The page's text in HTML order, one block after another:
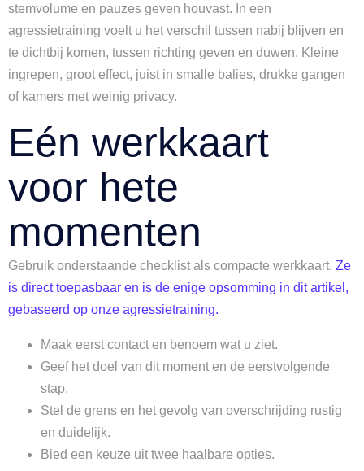
stemvolume en pauzes geven houvast. In een
agressietraining voelt u het verschil tussen nabij blijven en
te dichtbij komen, tussen richting geven en duwen. Kleine
ingrepen, groot effect, juist in smalle balies, drukke gangen
of kamers met weinig privacy.
Eén werkkaart
voor hete
momenten
Gebruik onderstaande checklist als compacte werkkaart. Ze
is direct toepasbaar en is de enige opsomming in dit artikel,
gebaseerd op onze agressietraining.
Maak eerst contact en benoem wat u ziet.
Geef het doel van dit moment en de eerstvolgende
stap.
Stel de grens en het gevolg van overschrijding rustig
en duidelijk.
Bied een keuze uit twee haalbare opties.